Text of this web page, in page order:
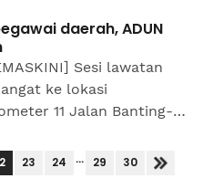
daerah, ADUN
Sesi lawatan
ke lokasi
11 Jalan Banting-
23 24 ... 29 30